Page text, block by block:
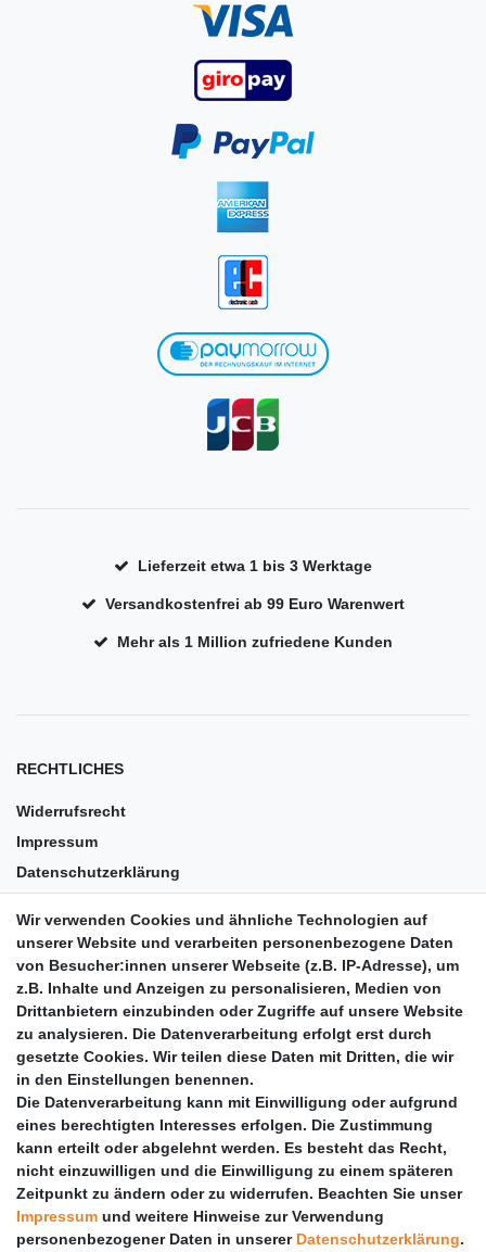
Lieferzeit etwa 1 bis 3 Werktage
Versandkostenfrei ab 99 Euro Warenwert
Mehr als 1 Million zufriedene Kunden
RECHTLICHES
Widerrufsrecht
Impressum
Datenschutzerklärung
Barrierefreiheit
Anleitungen
Vertrag widerrufen
PARTNER
DHL
GLS
PaketPLUS
SPONSORING
Wir verwenden Cookies und ähnliche Technologien auf
unserer Website und verarbeiten personenbezogene Daten
von Besucher:innen unserer Webseite (z.B. IP-Adresse), um
z.B. Inhalte und Anzeigen zu personalisieren, Medien von
Drittanbietern einzubinden oder Zugriffe auf unsere Website
zu analysieren. Die Datenverarbeitung erfolgt erst durch
gesetzte Cookies. Wir teilen diese Daten mit Dritten, die wir
in den Einstellungen benennen.
Die Datenverarbeitung kann mit Einwilligung oder aufgrund
eines berechtigten Interesses erfolgen. Die Zustimmung
kann erteilt oder abgelehnt werden. Es besteht das Recht,
nicht einzuwilligen und die Einwilligung zu einem späteren
Zeitpunkt zu ändern oder zu widerrufen. Beachten Sie unser
Impressum und weitere Hinweise zur Verwendung
personenbezogener Daten in unserer Daten­schutz­erklärung.